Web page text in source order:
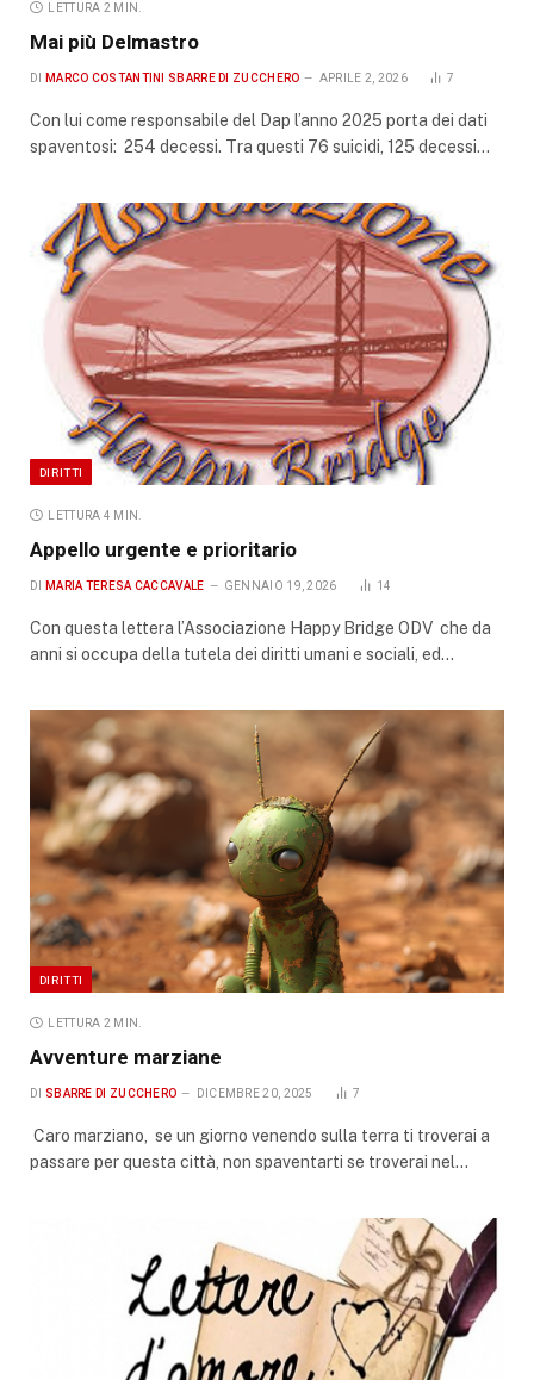
LETTURA 2 MIN.
Mai più Delmastro
DI MARCO COSTANTINI SBARRE DI ZUCCHERO APRILE 2, 2026 7
Con lui come responsabile del Dap l’anno 2025 porta dei dati
spaventosi: 254 decessi. Tra questi 76 suicidi, 125 decessi…
DIRITTI
LETTURA 4 MIN.
Appello urgente e prioritario
DI MARIA TERESA CACCAVALE GENNAIO 19, 2026 14
Con questa lettera l’Associazione Happy Bridge ODV che da
anni si occupa della tutela dei diritti umani e sociali, ed…
DIRITTI
LETTURA 2 MIN.
Avventure marziane
DI SBARRE DI ZUCCHERO DICEMBRE 20, 2025 7
Caro marziano, se un giorno venendo sulla terra ti troverai a
passare per questa città, non spaventarti se troverai nel…